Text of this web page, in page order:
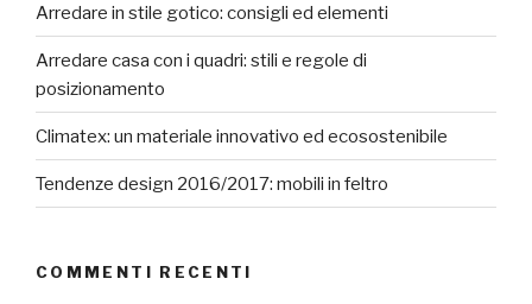
Arredare in stile gotico: consigli ed elementi
Arredare casa con i quadri: stili e regole di
posizionamento
Climatex: un materiale innovativo ed ecosostenibile
Tendenze design 2016/2017: mobili in feltro
COMMENTI RECENTI